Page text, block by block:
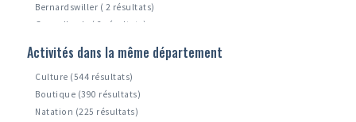
Bernardswiller ( 2 résultats)
Grau-d'agde ( 2 résultats)
Raismes ( 1 résultats)
Activités dans la même département
Culture (544 résultats)
Boutique (390 résultats)
Natation (225 résultats)